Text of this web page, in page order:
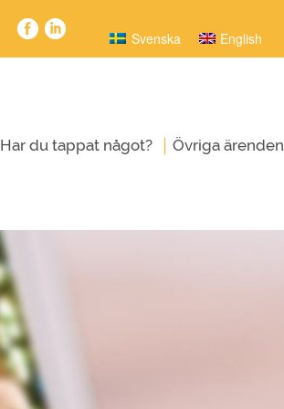
Svenska English
Har du tappat något? | Övriga ärenden